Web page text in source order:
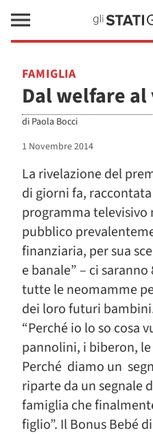
FAMIGLIA
Dal welfare
di Paola Bocci
1 Novembre 2014
La rivelazione del
di giorni fa,
programma
pubblico
finanziaria, per sua
e banale” – ci
tutte le neomamme
dei loro futuri
“Perché io lo so cosa
pannolini, i biberon,
Perché diamo un
riparte da un segnale
famiglia che
figlio”. Il Bonus Bebé